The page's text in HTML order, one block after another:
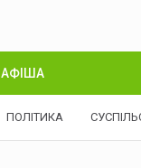
АФІША
ПОЛІТИКА